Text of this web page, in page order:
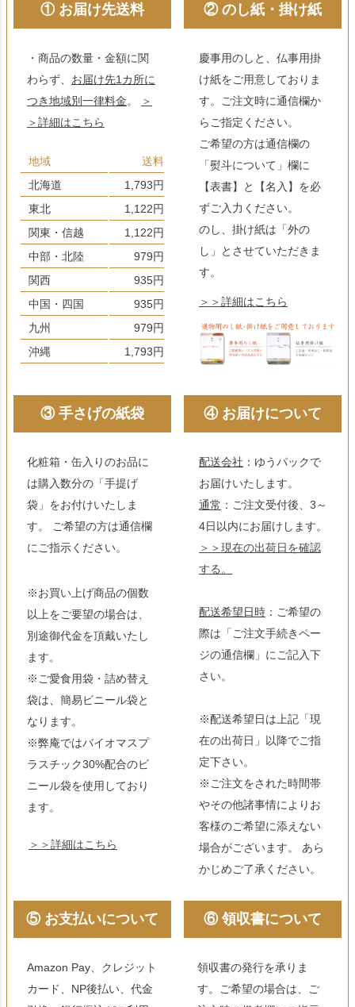
① お届け先送料
・商品の数量・金額に関
わらず、 お届け先1カ所に
つき地域別一律料金。
＞
＞詳細はこちら
地域
送料
北海道
1,793円
東北
1,122円
関東・信越
1,122円
中部・北陸
979円
関西
935円
中国・四国
935円
九州
979円
沖縄
1,793円
② のし紙・掛け紙
慶事用のしと、仏事用掛
け紙をご用意しておりま
す。ご注文時に通信欄か
らご指定ください。
ご希望の方は通信欄の
「熨斗について」欄に
【表書】と【名入】を必
ずご入力ください。
のし、掛け紙は「外の
し」とさせていただきま
す。
＞＞詳細はこちら
③ 手さげの紙袋
化粧箱・缶入りのお品に
は購入数分の「手提げ
袋」をお付けいたしま
す。 ご希望の方は通信欄
にご指示ください。
※お買い上げ商品の個数
以上をご要望の場合は、
別途御代金を頂戴いたし
ます。
※ご愛食用袋・詰め替え
袋は、簡易ビニール袋と
なります。
※弊庵ではバイオマスプ
ラスチック30%配合のビ
ニール袋を使用しており
ます。
＞＞詳細はこちら
④ お届けについて
配送会社 ：ゆうパックで
お届けいたします。
通常 ：ご注文受付後、3～
4日以内にお届けします。
＞＞現在の出荷日を確認
する。
配送希望日時 ：ご希望の
際は「ご注文手続きペー
ジの通信欄」にご記入下
さい。
※配送希望日は上記「現
在の出荷日」以降でご指
定下さい。
※ご注文をされた時間帯
やその他諸事情によりお
客様のご希望に添えない
場合がございます。 あら
かじめご了承ください。
⑤ お支払いについて
Amazon Pay、クレジット
カード、NP後払い、代金
⑥ 領収書について
領収書の発行を承りま
す。ご希望の場合は、ご